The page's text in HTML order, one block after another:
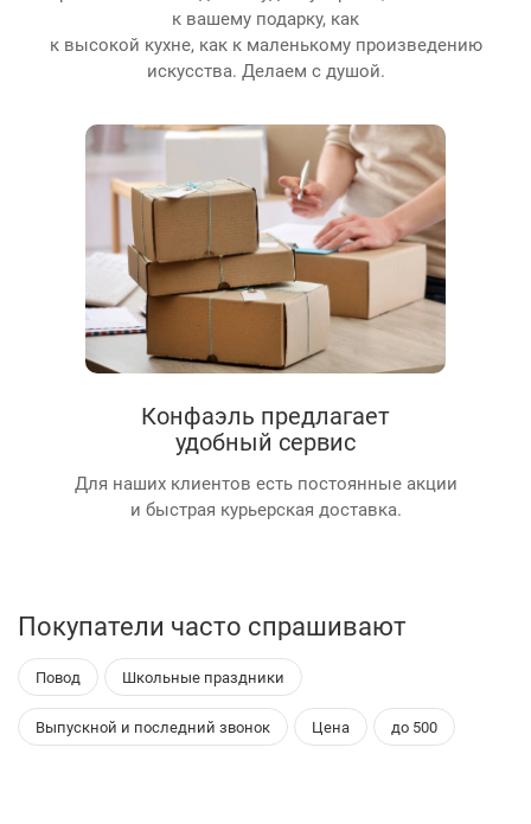
к вашему подарку, как
к высокой кухне, как к маленькому произведению
искусства. Делаем с душой.
Конфаэль предлагает
удобный сервис
Для наших клиентов есть постоянные акции
и быстрая курьерская доставка.
Покупатели часто спрашивают
Повод Школьные праздники
Выпускной и последний звонок Цена до 500